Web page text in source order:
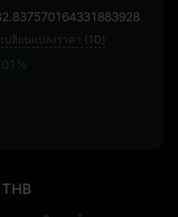
ปลี่ยนแปลงราคา (1D)